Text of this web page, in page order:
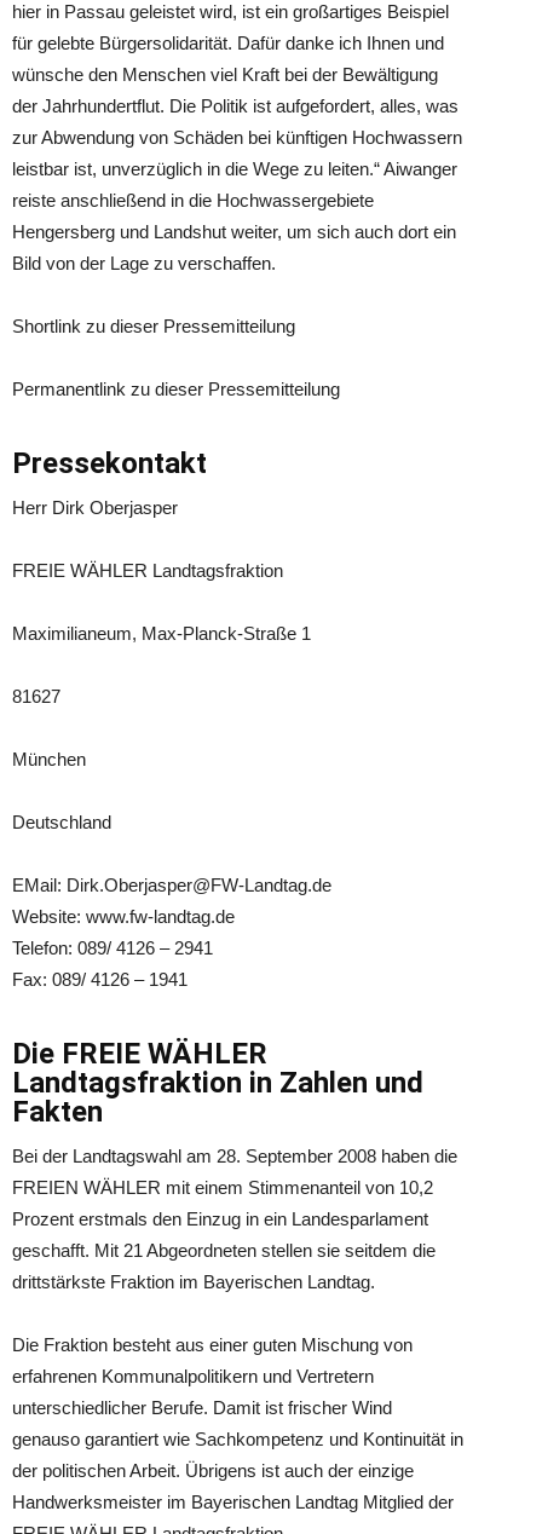
hier in Passau geleistet wird, ist ein großartiges Beispiel
für gelebte Bürgersolidarität. Dafür danke ich Ihnen und
wünsche den Menschen viel Kraft bei der Bewältigung
der Jahrhundertflut. Die Politik ist aufgefordert, alles, was
zur Abwendung von Schäden bei künftigen Hochwassern
leistbar ist, unverzüglich in die Wege zu leiten.“ Aiwanger
reiste anschließend in die Hochwassergebiete
Hengersberg und Landshut weiter, um sich auch dort ein
Bild von der Lage zu verschaffen.
Shortlink zu dieser Pressemitteilung
Permanentlink zu dieser Pressemitteilung
Pressekontakt
Herr Dirk Oberjasper
FREIE WÄHLER Landtagsfraktion
Maximilianeum, Max-Planck-Straße 1
81627
München
Deutschland
EMail: Dirk.Oberjasper@FW-Landtag.de
Website: www.fw-landtag.de
Telefon: 089/ 4126 – 2941
Fax: 089/ 4126 – 1941
Die FREIE WÄHLER
Landtagsfraktion in Zahlen und
Fakten
Bei der Landtagswahl am 28. September 2008 haben die
FREIEN WÄHLER mit einem Stimmenanteil von 10,2
Prozent erstmals den Einzug in ein Landesparlament
geschafft. Mit 21 Abgeordneten stellen sie seitdem die
drittstärkste Fraktion im Bayerischen Landtag.
Die Fraktion besteht aus einer guten Mischung von
erfahrenen Kommunalpolitikern und Vertretern
unterschiedlicher Berufe. Damit ist frischer Wind
genauso garantiert wie Sachkompetenz und Kontinuität in
der politischen Arbeit. Übrigens ist auch der einzige
Handwerksmeister im Bayerischen Landtag Mitglied der